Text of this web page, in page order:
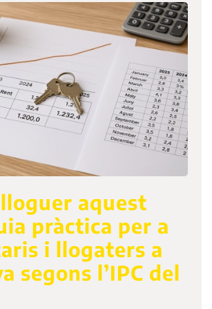
aquest
pràctica per a
i llogaters a
segons l’IPC del